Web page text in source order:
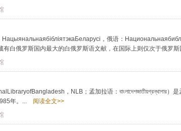
，俄语：
白俄罗斯国内最大的白俄罗斯语文献，在国际上则仅次于俄罗斯
，NLB；孟加拉语：বাংলাদেশজাতীয়গ্রন্থাগার
年。...
阅读全文>>